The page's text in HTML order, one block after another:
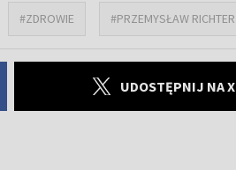
#ZDROWIE #PRZEMYSŁAW RICHTER
UDOSTĘPNIJ NA X